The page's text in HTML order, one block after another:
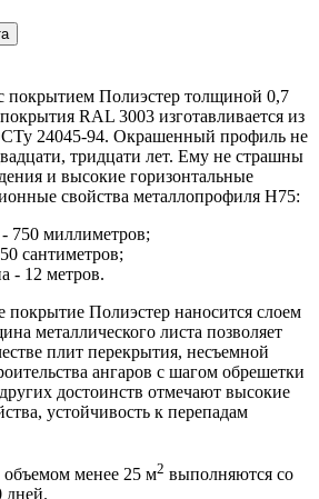
покрытием Полиэстер толщиной 0,7
RAL 3003 изготавливается из
24045-94. Окрашенный профиль не
тридцати лет. Ему не страшны
и высокие горизонтальные
свойства металлопрофиля Н75:
750 миллиметров;
сантиметров;
- 12 метров.
покрытие Полиэстер наносится слоем
металлического листа позволяет
плит перекрытия, несъемной
ангаров с шагом обрешетки
достоинств отмечают высокие
устойчивость к перепадам
объемом менее 25 м2 выполняются со
дней.